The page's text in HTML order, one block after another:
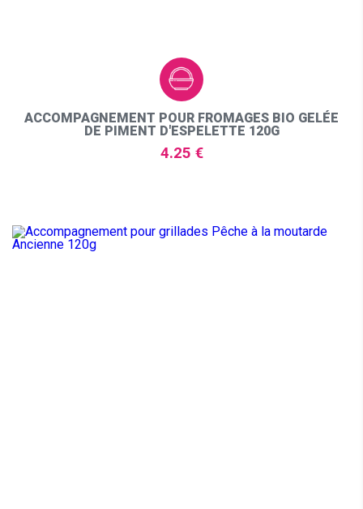
ACCOMPAGNEMENT POUR FROMAGES BIO GELÉE
DE PIMENT D'ESPELETTE 120G
4.25 €